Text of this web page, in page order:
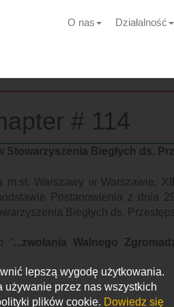
O nas Działalność
# 114
Stowarzyszenia Biegłych ds.
Warszawy w Warszawie,
Postanowienia z dnia
Biegłych ds.
"...zwołania Walnego
w okresie nie
".
osoby będące
lepszą wygodę użytkowania.
używanie przez nas wszystkich
plików cookie. Dowiedz się